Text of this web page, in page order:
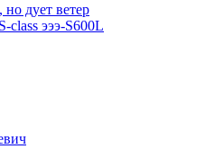
дует ветер
S-class эээ-S600L